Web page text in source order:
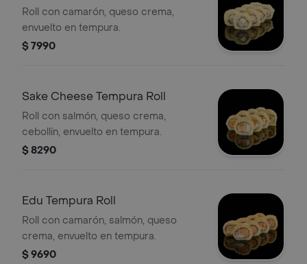
Roll con camarón, queso crema,
envuelto en tempura.
$ 7990
Sake Cheese Tempura Roll
Roll con salmón, queso crema,
cebollín, envuelto en tempura.
$ 8290
Edu Tempura Roll
Roll con camarón, salmón, queso
crema, envuelto en tempura.
$ 9690